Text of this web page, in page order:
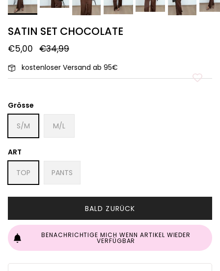
SATIN SET CHOCOLATE
€5,00 €34,99
kostenloser Versand ab 95€
Grösse
S/M M/L
ART
TOP PANTS
BALD ZURÜCK
BENACHRICHTIGE MICH WENN ARTIKEL WIEDER
VERFÜGBAR